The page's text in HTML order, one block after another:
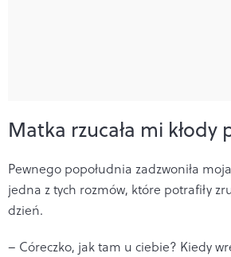
Matka rzucała mi kłody
Pewnego popołudnia zadzwoniła
jedna z tych rozmów, które potrafiły
dzień.
– Córeczko, jak tam u ciebie? Kiedy